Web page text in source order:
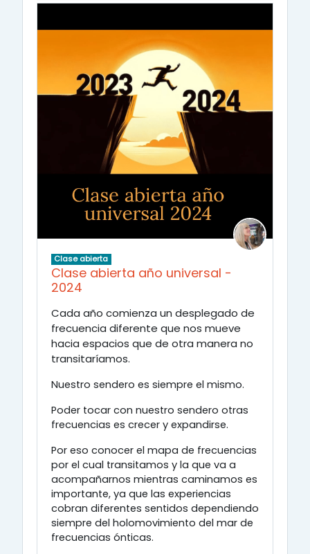
Clase abierta
Clase abierta año universal -
2024
Cada año comienza un desplegado de
frecuencia diferente que nos mueve
hacia espacios que de otra manera no
transitaríamos.
Nuestro sendero es siempre el mismo.
Poder tocar con nuestro sendero otras
frecuencias es crecer y expandirse.
Por eso conocer el mapa de frecuencias
por el cual transitamos y la que va a
acompañarnos mientras caminamos es
importante, ya que las experiencias
cobran diferentes sentidos dependiendo
siempre del holomovimiento del mar de
frecuencias ónticas.